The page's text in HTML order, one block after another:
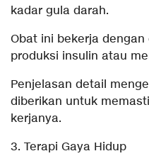
kadar gula darah.
Obat ini bekerja
produksi insulin atau
Penjelasan detail
diberikan untuk
kerjanya.
3. Terapi Gaya Hidup